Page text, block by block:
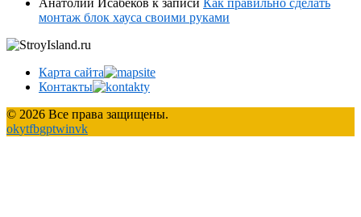
Анатолий Исабеков к записи Как правильно сделать
монтаж блок хауса своими руками
Карта сайта
Контакты
© 2026 Все права защищены.
okytfbgptwinvk